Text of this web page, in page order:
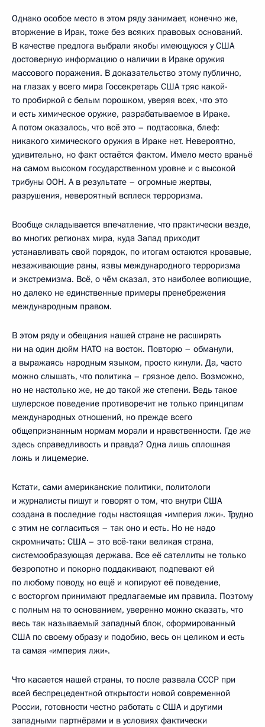
Однако особое место в этом ряду занимает, конечно же,
вторжение в Ирак, тоже без всяких правовых оснований.
В качестве предлога выбрали якобы имеющуюся у США
достоверную информацию о наличии в Ираке оружия
массового поражения. В доказательство этому публично,
на глазах у всего мира Госсекретарь США тряс какой-
то пробиркой с белым порошком, уверяя всех, что это
и есть химическое оружие, разрабатываемое в Ираке.
А потом оказалось, что всё это – подтасовка, блеф:
никакого химического оружия в Ираке нет. Невероятно,
удивительно, но факт остаётся фактом. Имело место враньё
на самом высоком государственном уровне и с высокой
трибуны ООН. А в результате – огромные жертвы,
разрушения, невероятный всплеск терроризма.
Вообще складывается впечатление, что практически везде,
во многих регионах мира, куда Запад приходит
устанавливать свой порядок, по итогам остаются кровавые,
незаживающие раны, язвы международного терроризма
и экстремизма. Всё, о чём сказал, это наиболее вопиющие,
но далеко не единственные примеры пренебрежения
международным правом.
В этом ряду и обещания нашей стране не расширять
ни на один дюйм НАТО на восток. Повторю – обманули,
а выражаясь народным языком, просто кинули. Да, часто
можно слышать, что политика – грязное дело. Возможно,
но не настолько же, не до такой же степени. Ведь такое
шулерское поведение противоречит не только принципам
международных отношений, но прежде всего
общепризнанным нормам морали и нравственности. Где же
здесь справедливость и правда? Одна лишь сплошная
ложь и лицемерие.
Кстати, сами американские политики, политологи
и журналисты пишут и говорят о том, что внутри США
создана в последние годы настоящая «империя лжи». Трудно
с этим не согласиться – так оно и есть. Но не надо
скромничать: США – это всё-таки великая страна,
системообразующая держава. Все её сателлиты не только
безропотно и покорно поддакивают, подпевают ей
по любому поводу, но ещё и копируют её поведение,
с восторгом принимают предлагаемые им правила. Поэтому
с полным на то основанием, уверенно можно сказать, что
весь так называемый западный блок, сформированный
США по своему образу и подобию, весь он целиком и есть
та самая «империя лжи».
Что касается нашей страны, то после развала СССР при
всей беспрецедентной открытости новой современной
России, готовности честно работать с США и другими
западными партнёрами и в условиях фактически